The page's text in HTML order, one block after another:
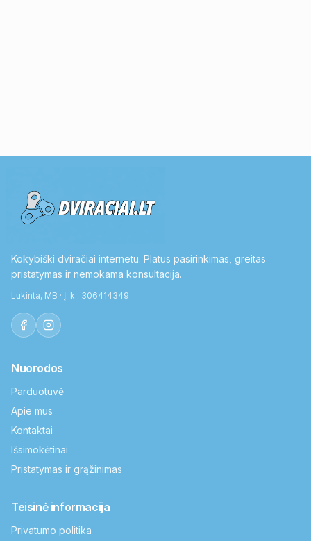
Kokybiški dviračiai internetu. Platus pasirinkimas, greitas
pristatymas ir nemokama konsultacija.
Lukinta, MB · Į. k.: 306414349
Nuorodos
Parduotuvė
Apie mus
Kontaktai
Išsimokėtinai
Pristatymas ir grąžinimas
Teisinė informacija
Privatumo politika